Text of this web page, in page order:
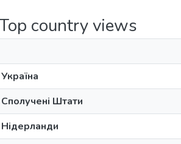
country views
Україна
Сполучені Штати
Нідерланди